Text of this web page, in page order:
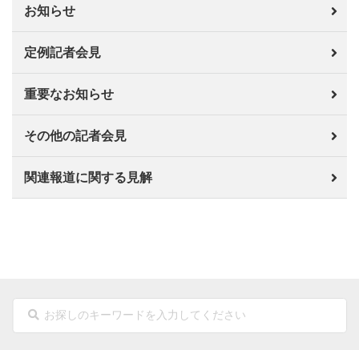
お知らせ
定例記者会見
重要なお知らせ
その他の記者会見
関連報道に関する見解